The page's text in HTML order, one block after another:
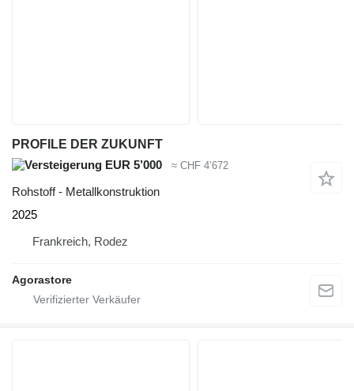
PROFILE DER ZUKUNFT
EUR 5’000
≈ CHF 4’672
Rohstoff - Metallkonstruktion
2025
Frankreich, Rodez
Agorastore